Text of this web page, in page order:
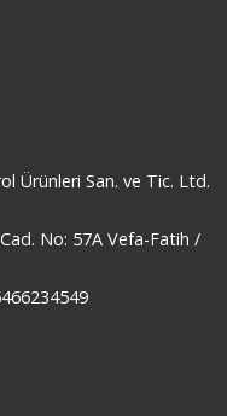
Ürünleri San. ve Tic. Ltd.
No: 57A Vefa-Fatih /